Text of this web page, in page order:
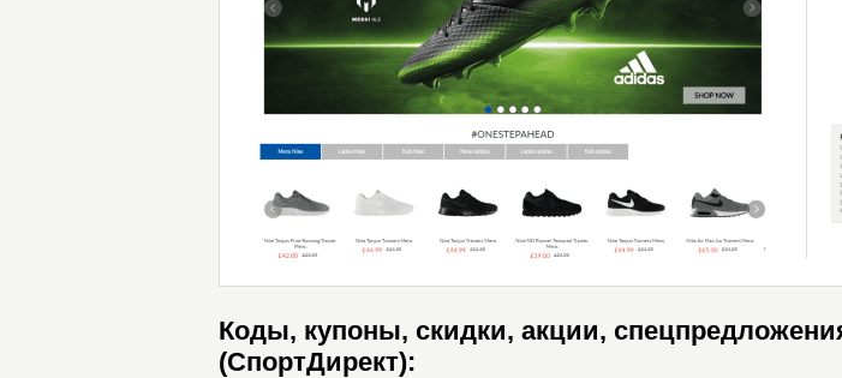
Коды, купоны, скидки, акции,
(СпортДирект):